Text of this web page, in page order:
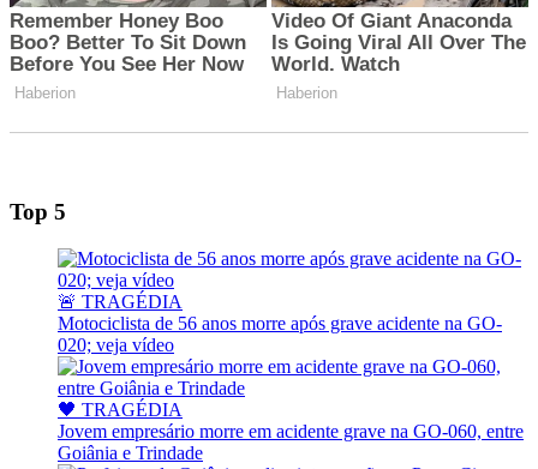
Top 5
🚨 TRAGÉDIA
Motociclista de 56 anos morre após grave acidente na GO-
020; veja vídeo
🖤 TRAGÉDIA
Jovem empresário morre em acidente grave na GO-060, entre
Goiânia e Trindade